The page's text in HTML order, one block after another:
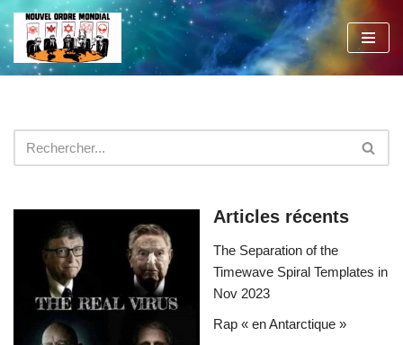
Aller
au
Articles récents
The Separation of the
Timewave Spiral Templates in
Nov 2023
Rap « en Antarctique »